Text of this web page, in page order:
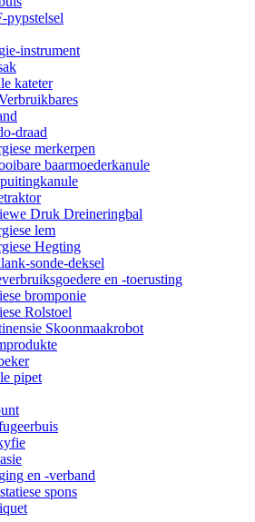
pypstelsel
instrument
kateter
draad
merkerpen
baarmoederkanule
Druk Dreineringbal
lem
Hegting
sonde-deksel
en -toerusting
bromponie
Rolstoel
Skoonmaakrobot
pipet
en -verband
spons